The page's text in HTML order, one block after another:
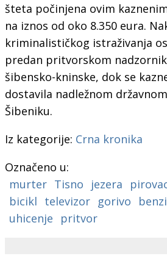
šteta počinjena ovim
na iznos od oko 8.350 eura.
kriminalističkog istraživanja
predan pritvorskom
šibensko-kninske, dok se
dostavila nadležnom
Šibeniku.
Iz kategorije: Crna kronika
Označeno u:
murter Tisno jezera
bicikl televizor gorivo
uhicenje
pritvor